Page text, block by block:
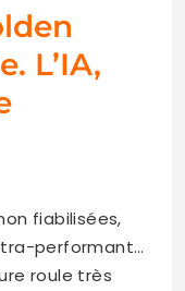
L’IA,
fiabilisées,
performant…
roule très